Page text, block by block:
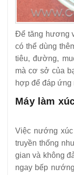
Để tăng hương
có thể dùng
tiêu, đường,
mà cơ sở của
hợp để đáp ứng
Máy làm
Việc nướng
truyền thống
gian và không
ngay bếp